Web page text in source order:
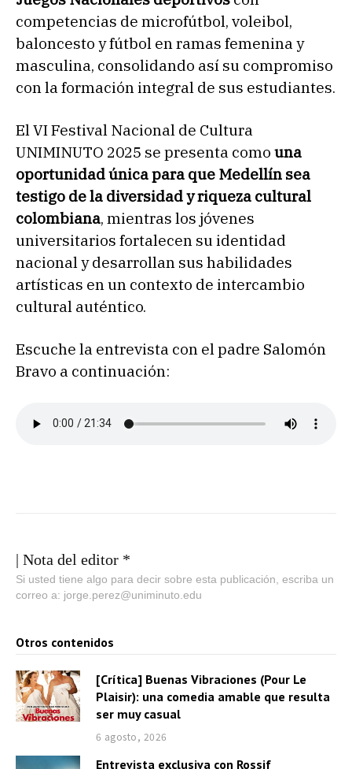
competencias de microfútbol, voleibol,
baloncesto y fútbol en ramas femenina y
masculina, consolidando así su compromiso
con la formación integral de sus estudiantes.
El VI Festival Nacional de Cultura
UNIMINUTO 2025 se presenta como una
oportunidad única para que Medellín sea
testigo de la diversidad y riqueza cultural
colombiana, mientras los jóvenes
universitarios fortalecen su identidad
nacional y desarrollan sus habilidades
artísticas en un contexto de intercambio
cultural auténtico.
Escuche la entrevista con el padre Salomón
Bravo a continuación:
| Nota del editor *
Si usted tiene algo para decir sobre esta publicación, escriba un
correo a: jorge.perez@uniminuto.edu
Otros contenidos
[Crítica] Buenas Vibraciones (Pour Le
Plaisir): una comedia amable que resulta
ser muy casual
6 agosto, 2026
Entrevista exclusiva con Rossif